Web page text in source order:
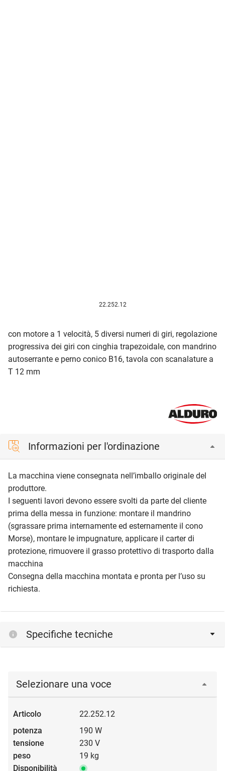
22.252.12
con motore a 1 velocità, 5 diversi numeri di giri, regolazione
progressiva dei giri con cinghia trapezoidale, con mandrino
autoserrante e perno conico B16, tavola con scanalature a
T 12 mm
Informazioni per l'ordinazione
La macchina viene consegnata nell’imballo originale del
produttore.
I seguenti lavori devono essere svolti da parte del cliente
prima della messa in funzione: montare il mandrino
(sgrassare prima internamente ed esternamente il cono
Morse), montare le impugnature, applicare il carter di
protezione, rimuovere il grasso protettivo di trasporto dalla
macchina
Consegna della macchina montata e pronta per l’uso su
richiesta.
Specifiche tecniche
Selezionare una voce
22.252.12
190 W
230 V
19 kg